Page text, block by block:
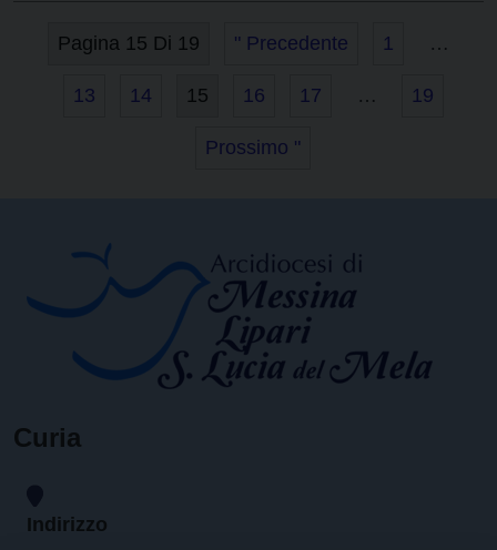
Pagina 15 Di 19 " Precedente 1 …
13 14 15 16 17 … 19
Prossimo "
Curia
Indirizzo